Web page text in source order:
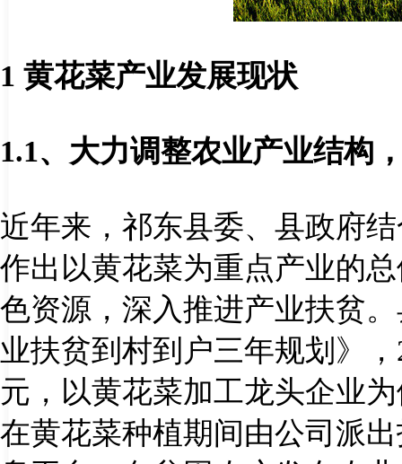
1 黄花菜产业发展现状
1.1、大力调整农业产业结构
近年来，祁东县委、县政府
作出以黄花菜为重点产业的
色资源，深入推进产业扶贫
业扶贫到村到户三年规划》，
元，以黄花菜加工龙头企业
在黄花菜种植期间由公司派